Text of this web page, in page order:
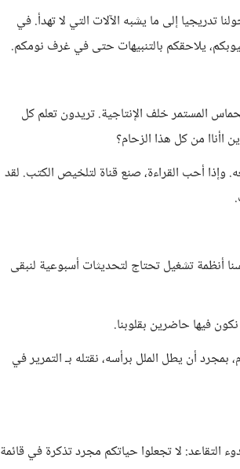
تدريجيا إلى ما يشبه الآلات التي لا تهدأ. في
يلاحقكم بالتنبيهات حتى في غرف نومكم.
المستمر خلف الإنتاجية. تريدون تعلم كل
اأناا من كل هذا الزحام؟
وإذا أحب القراءة، صنع قناة لتلخيص الكتب. لقد
أنظمة تشغيل تحتاج لتحديثات أسبوعية لنبقى
فيها حاضرين بقلوبنا.
بمجرد أن يطل الملل برأسه، نقتله بـ التمرير في
لا تجعلوا حياتكم مجرد تذكرة في قائمة